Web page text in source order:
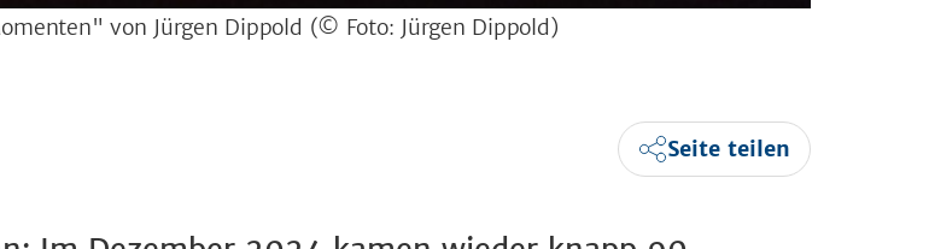
von Jürgen Dippold (© Foto: Jürgen Dippold)
Seite teilen